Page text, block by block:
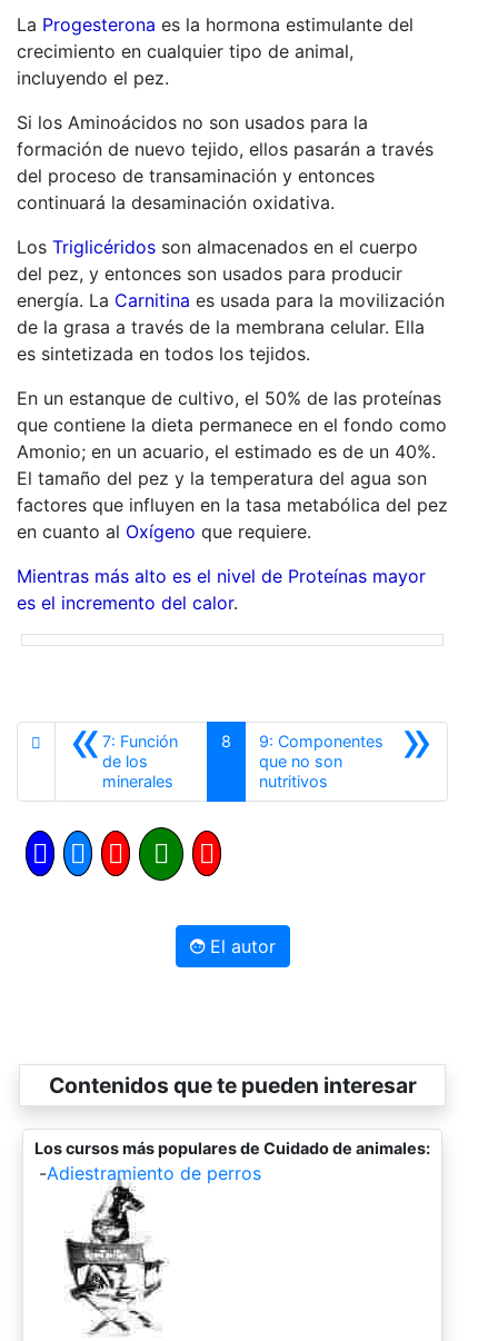
La Progesterona es la hormona estimulante del
crecimiento en cualquier tipo de animal,
incluyendo el pez.
Si los Aminoácidos no son usados para la
formación de nuevo tejido, ellos pasarán a través
del proceso de transaminación y entonces
continuará la desaminación oxidativa.
Los Triglicéridos son almacenados en el cuerpo
del pez, y entonces son usados para producir
energía. La Carnitina es usada para la movilización
de la grasa a través de la membrana celular. Ella
es sintetizada en todos los tejidos.
En un estanque de cultivo, el 50% de las proteínas
que contiene la dieta permanece en el fondo como
Amonio; en un acuario, el estimado es de un 40%.
El tamaño del pez y la temperatura del agua son
factores que influyen en la tasa metabólica del pez
en cuanto al Oxígeno que requiere.
Mientras más alto es el nivel de Proteínas mayor
es el incremento del calor.
«7: Función
de los
minerales
8 »
9: Componentes
que no son
nutritivos
El autor
Contenidos que te pueden interesar
Los cursos más populares de Cuidado de animales:
-Adiestramiento de perros